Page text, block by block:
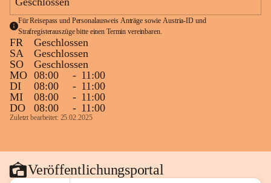
Für Reisepass und Personalausweis Anträge sowie Austria-ID und
Strafregisterauszüge bitte einen Termin vereinbaren.
FR
Geschlossen
SA
Geschlossen
SO
Geschlossen
MO 08:00 - 11:00
DI
08:00 - 11:00
MI
08:00 - 11:00
DO
08:00 - 11:00
Zuletzt bearbeitet: 25.02.2025
Veröffentlichungsportal